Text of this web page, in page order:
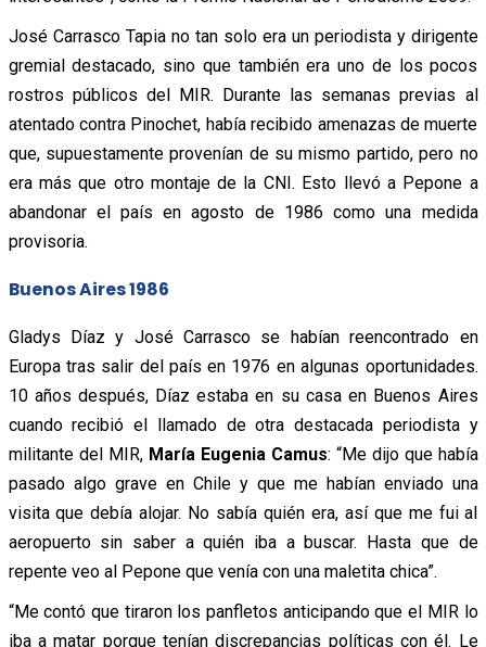
José Carrasco Tapia no tan solo era un periodista y dirigente
gremial destacado, sino que también era uno de los pocos
rostros públicos del MIR. Durante las semanas previas al
atentado contra Pinochet, había recibido amenazas de muerte
que, supuestamente provenían de su mismo partido, pero no
era más que otro montaje de la CNI. Esto llevó a Pepone a
abandonar el país en agosto de 1986 como una medida
provisoria.
Buenos Aires 1986
Gladys Díaz y José Carrasco se habían reencontrado en
Europa tras salir del país en 1976 en algunas oportunidades.
10 años después, Díaz estaba en su casa en Buenos Aires
cuando recibió el llamado de otra destacada periodista y
militante del MIR, María Eugenia Camus: “Me dijo que había
pasado algo grave en Chile y que me habían enviado una
visita que debía alojar. No sabía quién era, así que me fui al
aeropuerto sin saber a quién iba a buscar. Hasta que de
repente veo al Pepone que venía con una maletita chica”.
“Me contó que tiraron los panfletos anticipando que el MIR lo
iba a matar porque tenían discrepancias políticas con él. Le